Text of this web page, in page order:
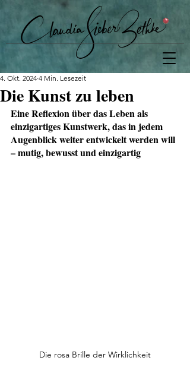
Die Kunst zu leben
4. Okt. 2024 4 Min. Lesezeit
Eine Reflexion über das Leben als
einzigartiges Kunstwerk, das in jedem
Augenblick weiter entwickelt werden will
– mutig, bewusst und einzigartig
Die rosa Brille der Wirklichkeit